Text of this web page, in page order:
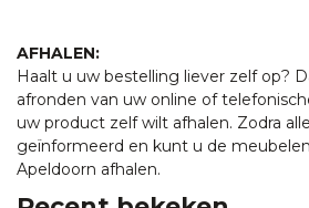
AFHALEN:
Haalt u uw bestelling liever zelf op?
afronden van uw online of
uw product zelf wilt afhalen. Zodra
geïnformeerd en kunt u de
Apeldoorn afhalen.